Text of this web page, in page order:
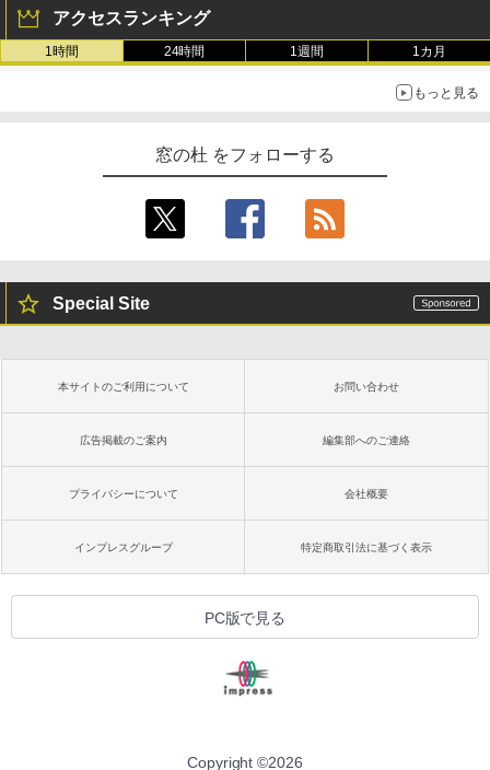
アクセスランキング
1時間 24時間 1週間 1カ月
もっと見る
窓の杜 をフォローする
Special Site
本サイトのご利用について お問い合わせ
広告掲載のご案内 編集部へのご連絡
プライバシーについて 会社概要
インプレスグループ 特定商取引法に基づく表示
PC版で見る
Copyright ©2026